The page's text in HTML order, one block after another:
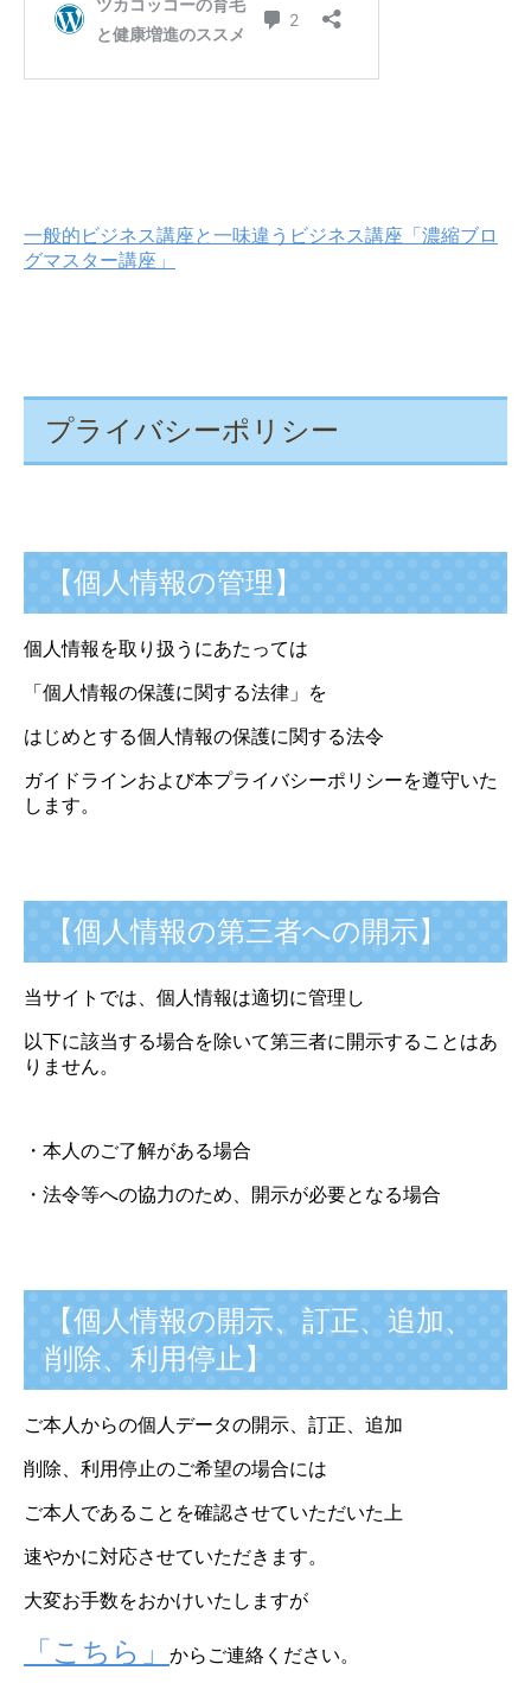
一般的ビジネス講座と一味違うビジネス講座「濃縮ブロ
グマスター講座」
プライバシーポリシー
【個人情報の管理】
個人情報を取り扱うにあたっては
「個人情報の保護に関する法律」を
はじめとする個人情報の保護に関する法令
ガイドラインおよび本プライバシーポリシーを遵守いた
します。
【個人情報の第三者への開示】
当サイトでは、個人情報は適切に管理し
以下に該当する場合を除いて第三者に開示することはあ
りません。
・本人のご了解がある場合
・法令等への協力のため、開示が必要となる場合
【個人情報の開示、訂正、追加、
削除、利用停止】
ご本人からの個人データの開示、訂正、追加
削除、利用停止のご希望の場合には
ご本人であることを確認させていただいた上
速やかに対応させていただきます。
大変お手数をおかけいたしますが
「こちら」 からご連絡ください。